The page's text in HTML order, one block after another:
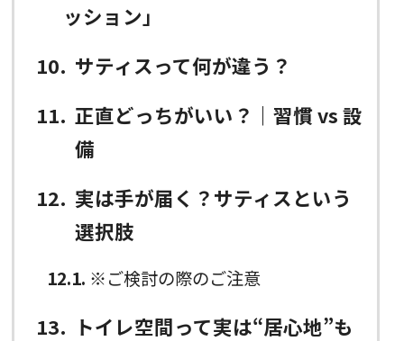
ッション」
10
サティスって何が違う？
11
正直どっちがいい？｜習慣 vs 設
備
12
実は手が届く？サティスという
選択肢
12.1 ※ご検討の際のご注意
13
トイレ空間って実は“居心地”も